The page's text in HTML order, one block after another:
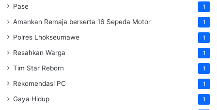
Pase 1
Amankan Remaja berserta 16 Sepeda Motor 1
Polres Lhokseumawe 1
Resahkan Warga 1
Tim Star Reborn 1
Rekomendasi PC 1
Gaya Hidup 1